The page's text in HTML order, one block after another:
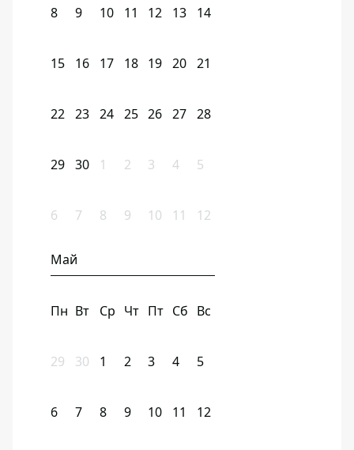
8 9 10 11 12 13 14
15 16 17 18 19 20 21
22 23 24 25 26 27 28
29 30 1 2 3 4 5
6 7 8 9 10 11 12
Май
Пн Вт Ср Чт Пт Сб Вс
29 30 1 2 3 4 5
6 7 8 9 10 11 12